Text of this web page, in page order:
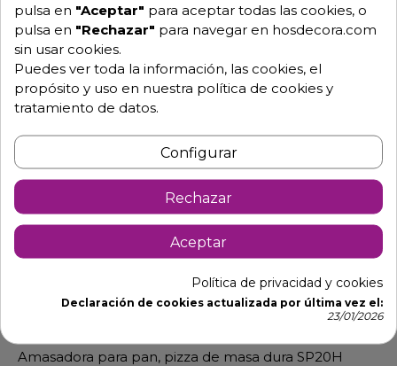
Hablemos
Pide tu presupuesto
Amasadora para pan, pizza de masa dura SP20H
pulsa en "Aceptar" para aceptar todas las cookies, o
pulsa en "Rechazar" para navegar en hosdecora.com
sin usar cookies.
Puedes ver toda la información, las cookies, el
propósito y uso en nuestra política de cookies y
tratamiento de datos.
Configurar
Rechazar
Aceptar
Política de privacidad y cookies
Declaración de cookies actualizada por última vez el:
23/01/2026